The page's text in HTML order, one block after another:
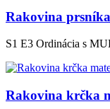
Rakovina prsníka
S1 E3 Ordinácia s
Rakovina krčka